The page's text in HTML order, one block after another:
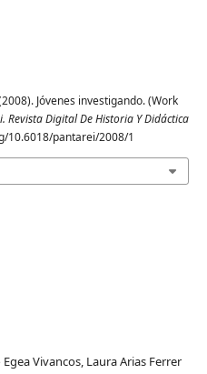
Jóvenes investigando. (Work
Revista Digital De Historia Y Didáctica
10.6018/pantarei/2008/1
Vivancos, Laura Arias Ferrer